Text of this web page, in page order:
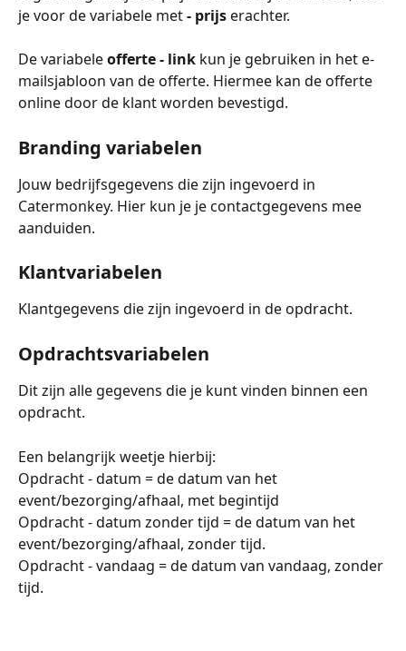
je voor de variabele met - prijs erachter.
De variabele offerte - link kun je gebruiken in het e-
mailsjabloon van de offerte. Hiermee kan de offerte
online door de klant worden bevestigd.
Branding variabelen
Jouw bedrijfsgegevens die zijn ingevoerd in
Catermonkey. Hier kun je je contactgegevens mee
aanduiden.
Klantvariabelen
Klantgegevens die zijn ingevoerd in de opdracht.
Opdrachtsvariabelen
Dit zijn alle gegevens die je kunt vinden binnen een
opdracht.
Een belangrijk weetje hierbij:
Opdracht - datum = de datum van het
event/bezorging/afhaal, met begintijd
Opdracht - datum zonder tijd = de datum van het
event/bezorging/afhaal, zonder tijd.
Opdracht - vandaag = de datum van vandaag, zonder
tijd.